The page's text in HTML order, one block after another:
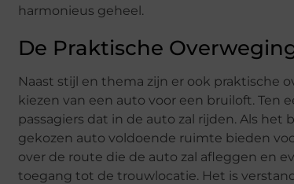
harmonieus geheel.
De Praktische
Naast stijl en thema zijn er ook
kiezen van een auto voor een bruiloft.
passagiers dat in de auto zal rijden. Als
gekozen auto voldoende ruimte bieden
over de route die de auto zal afleggen en
toegang tot de trouwlocatie. Het is